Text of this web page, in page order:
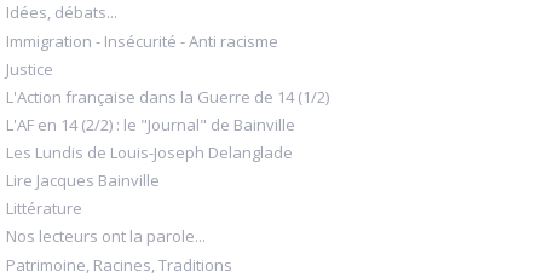
Idées, débats...
Immigration - Insécurité - Anti racisme
Justice
L'Action française dans la Guerre de 14 (1/2)
L'AF en 14 (2/2) : le "Journal" de Bainville
Les Lundis de Louis-Joseph Delanglade
Lire Jacques Bainville
Littérature
Nos lecteurs ont la parole...
Patrimoine, Racines, Traditions